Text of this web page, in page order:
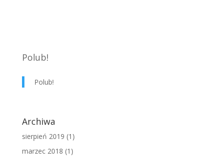
Polub!
Polub!
Archiwa
sierpień 2019 (1)
marzec 2018 (1)